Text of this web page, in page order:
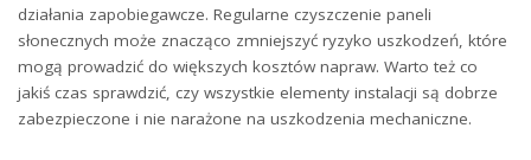
działania zapobiegawcze. Regularne czyszczenie paneli
słonecznych może znacząco ⁣zmniejszyć⁣ ryzyko ‌uszkodzeń, które
mogą ⁣prowadzić do większych kosztów⁣ napraw. Warto też co
jakiś czas sprawdzić, czy wszystkie ⁣elementy instalacji są dobrze
zabezpieczone i nie narażone ‍na ⁣uszkodzenia mechaniczne.